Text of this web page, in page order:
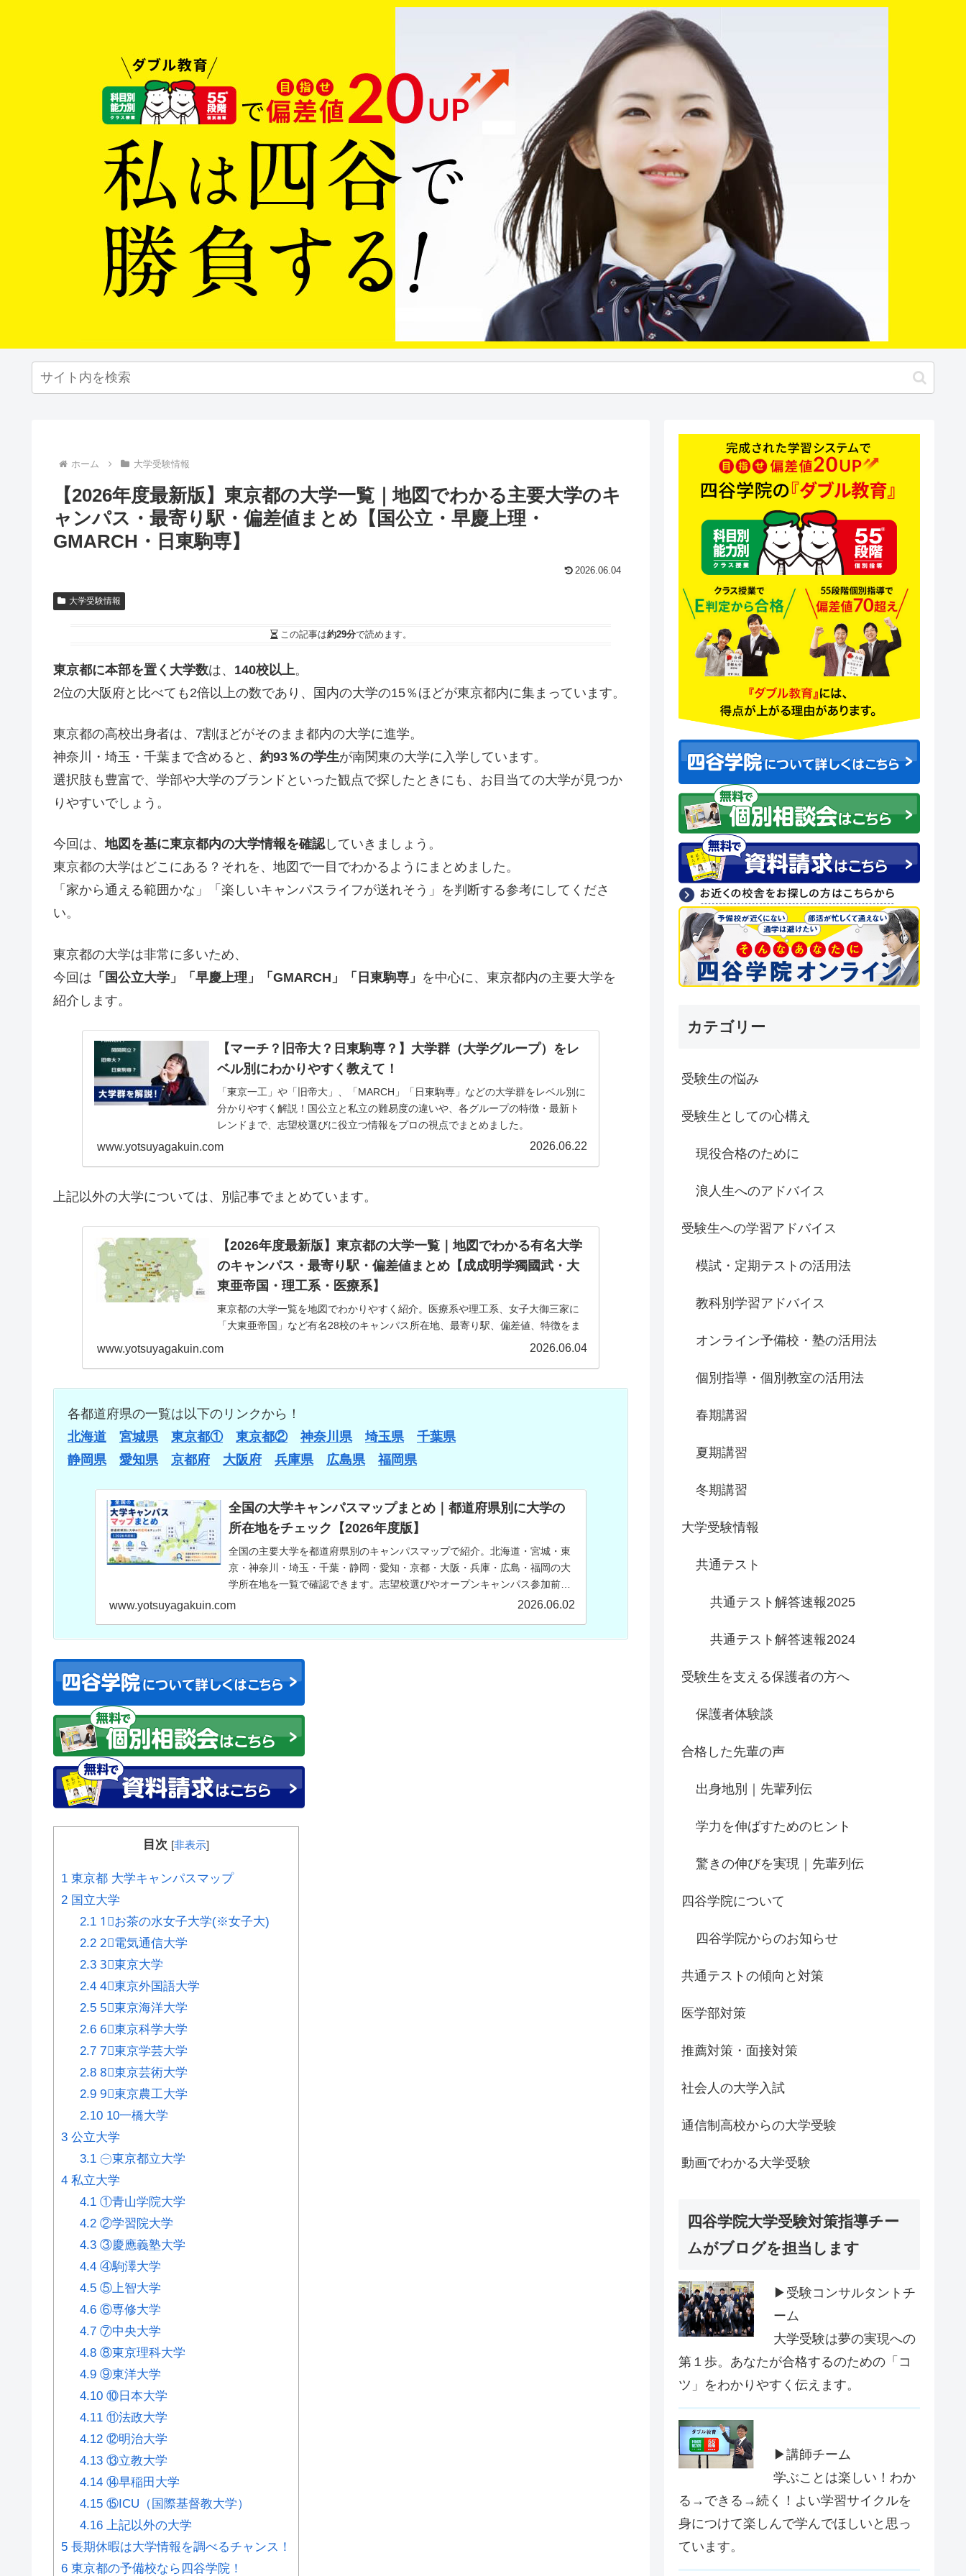
ホーム 大学受験情報
【2026年度最新版】東京都の大学一覧｜地図でわかる主要大学のキ
ャンパス・最寄り駅・偏差値まとめ【国公立・早慶上理・
GMARCH・日東駒専】
2026.06.04
大学受験情報
この記事は約29分で読めます。
東京都に本部を置く大学数は、 140校以上。
2位の大阪府と比べても2倍以上の数であり、国内の大学の15％ほどが東京都内に集まっています。
東京都の高校出身者は、7割ほどがそのまま都内の大学に進学。
神奈川・埼玉・千葉まで含めると、 約93％の学生が南関東の大学に入学しています。
選択肢も豊富で、学部や大学のブランドといった観点で探したときにも、お目当ての大学が見つか
りやすいでしょう。
今回は、地図を基に東京都内の大学情報を確認していきましょう。
東京都の大学はどこにある？それを、地図で一目でわかるようにまとめました。
「家から通える範囲かな」「楽しいキャンパスライフが送れそう」を判断する参考にしてくださ
い。
東京都の大学は非常に多いため、
今回は 「国公立大学」「早慶上理」「GMARCH」「日東駒専」 を中心に、東京都内の主要大学を
紹介します。
【マーチ？旧帝大？日東駒専？】大学群（大学グループ）をレ
ベル別にわかりやすく教えて！
「東京一工」や「旧帝大」、「MARCH」「日東駒専」などの大学群をレベル別に
分かりやすく解説！国公立と私立の難易度の違いや、各グループの特徴・最新ト
レンドまで、志望校選びに役立つ情報をプロの視点でまとめました。
www.yotsuyagakuin.com 2026.06.22
上記以外の大学については、別記事でまとめています。
【2026年度最新版】東京都の大学一覧｜地図でわかる有名大学
のキャンパス・最寄り駅・偏差値まとめ【成成明学獨國武・大
東亜帝国・理工系・医療系】
東京都の大学一覧を地図でわかりやすく紹介。医療系や理工系、女子大御三家に
「大東亜帝国」など有名28校のキャンパス所在地、最寄り駅、偏差値、特徴をま
www.yotsuyagakuin.com 2026.06.04
各都道府県の一覧は以下のリンクから！
北海道
宮城県 東京都① 東京都② 神奈川県 埼玉県
千葉県
静岡県
愛知県 京都府 大阪府 兵庫県 広島県 福岡県
全国の大学キャンパスマップまとめ｜都道府県別に大学の
所在地をチェック【2026年度版】
全国の主要大学を都道府県別のキャンパスマップで紹介。北海道・宮城・東
京・神奈川・埼玉・千葉・静岡・愛知・京都・大阪・兵庫・広島・福岡の大
学所在地を一覧で確認できます。志望校選びやオープンキャンパス参加前の
情報収集にお役立てください。
www.yotsuyagakuin.com 2026.06.02
目次 [非表示]
1 東京都 大学キャンパスマップ
2 国立大学
2.11⃣お茶の水女子大学(※女子大)
2.22⃣電気通信大学
2.33⃣東京大学
2.44⃣東京外国語大学
2.55⃣東京海洋大学
2.66⃣東京科学大学
2.77⃣東京学芸大学
2.88⃣東京芸術大学
2.99⃣東京農工大学
2.1010一橋大学
3 公立大学
3.1㊀東京都立大学
4 私立大学
4.1①青山学院大学
4.2②学習院大学
4.3③慶應義塾大学
4.4④駒澤大学
4.5⑤上智大学
4.6⑥専修大学
4.7⑦中央大学
4.8⑧東京理科大学
4.9⑨東洋大学
4.10⑩日本大学
4.11⑪法政大学
4.12⑫明治大学
4.13⑬立教大学
4.14⑭早稲田大学
4.15⑮ICU（国際基督教大学）
4.16上記以外の大学
5 長期休暇は大学情報を調べるチャンス！
6 東京都の予備校なら四谷学院！
カテゴリー
受験生の悩み
受験生としての心構え
現役合格のために
浪人生へのアドバイス
受験生への学習アドバイス
模試・定期テストの活用法
教科別学習アドバイス
オンライン予備校・塾の活用法
個別指導・個別教室の活用法
春期講習
夏期講習
冬期講習
大学受験情報
共通テスト
共通テスト解答速報2025
共通テスト解答速報2024
受験生を支える保護者の方へ
保護者体験談
合格した先輩の声
出身地別｜先輩列伝
学力を伸ばすためのヒント
驚きの伸びを実現｜先輩列伝
四谷学院について
四谷学院からのお知らせ
共通テストの傾向と対策
医学部対策
推薦対策・面接対策
社会人の大学入試
通信制高校からの大学受験
動画でわかる大学受験
四谷学院大学受験対策指導チー
ムがブログを担当します
▶受験コンサルタントチ
ーム
大学受験は夢の実現への
第１歩。あなたが合格するのための「コ
ツ」をわかりやすく伝えます。
▶講師チーム
学ぶことは楽しい！わか
る→できる→続く！よい学習サイクルを
身につけて楽しんで学んでほしいと思っ
ています。